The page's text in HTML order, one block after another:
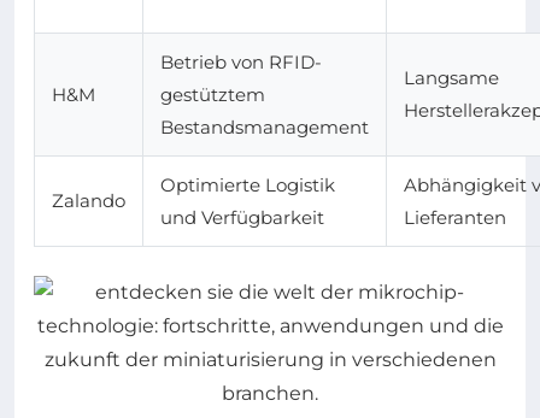
H&M
Betrieb von RFID-
gestütztem
Bestandsmanagement
Langsame
Zalando
Optimierte Logistik
und Verfügbarkeit
Abhängigkeit
Lieferanten